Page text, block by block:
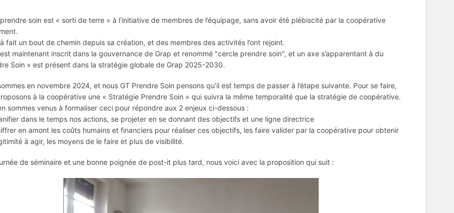
soin est « sorti de terre » à l’initiative de membres de l’équipage, sans avoir été plébiscité par la coopérative
fait un bout de chemin depuis sa création, et des membres des activités l’ont rejoint.
maintenant inscrit dans la gouvernance de Grap et renommé "cercle prendre soin", et un axe s’apparentant à du
Soin » est présent dans la stratégie globale de Grap 2025-2030.
en novembre 2024, et nous GT Prendre Soin pensons qu’il est temps de passer à l’étape suivante. Pour se faire,
à la coopérative une « Stratégie Prendre Soin » qui suivra la même temporalité que la stratégie de coopérative.
sommes venus à formaliser ceci pour répondre aux 2 enjeux ci-dessous :
dans le temps nos actions, se projeter en se donnant des objectifs et une ligne directrice
en amont les coûts humains et financiers pour réaliser ces objectifs, les faire valider par la coopérative pour obtenir
à agir, les moyens de le faire et plus de visibilité.
de séminaire et une bonne poignée de post-it plus tard, nous voici avec la proposition qui suit :